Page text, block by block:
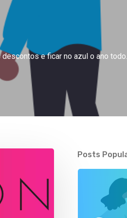
e ficar no azul o ano todo.
Posts